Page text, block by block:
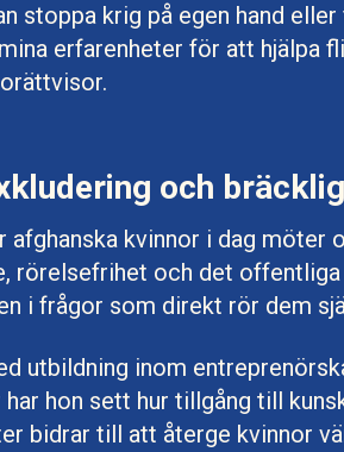
stoppa krig på egen hand
erfarenheter för att hjälpa
och
afghanska kvinnor i dag möter
rörelsefrihet och det
i frågor som direkt rör dem
utbildning inom
hon sett hur tillgång till
bidrar till att återge kvinnor